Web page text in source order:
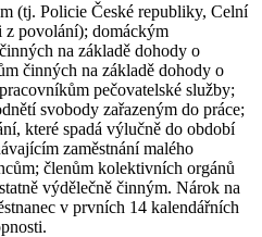
(tj. Policie České republiky, Celní
z povolání); domáckým
na základě dohody o
činných na základě dohody o
pečovatelské služby;
svobody zařazeným do práce;
které spadá výlučně do období
zaměstnání malého
členům kolektivních orgánů
výdělečně činným. Nárok na
v prvních 14 kalendářních